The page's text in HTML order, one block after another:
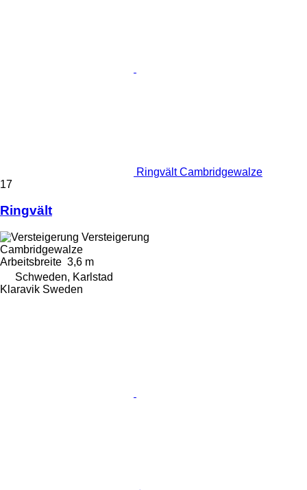
Ringvält Cambridgewalze
17
Ringvält
Versteigerung
Cambridgewalze
Arbeitsbreite 3,6 m
Schweden, Karlstad
Klaravik Sweden